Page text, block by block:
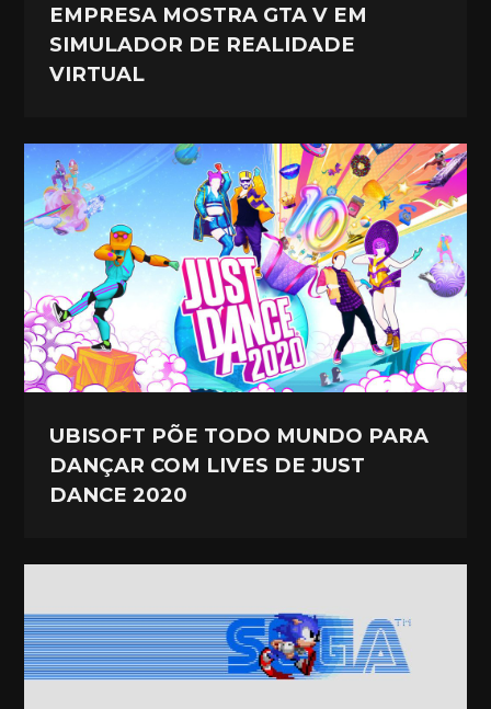
EMPRESA MOSTRA GTA V EM
SIMULADOR DE REALIDADE
VIRTUAL
UBISOFT PÕE TODO MUNDO PARA
DANÇAR COM LIVES DE JUST
DANCE 2020